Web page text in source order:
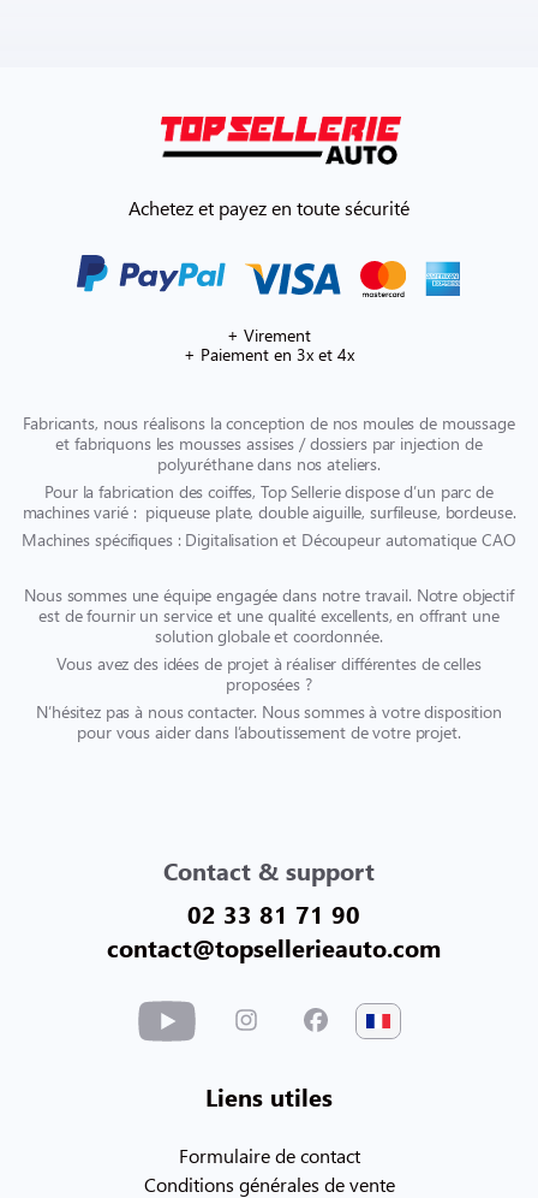
Achetez et payez en toute sécurité
+ Virement
+ Paiement en 3x et 4x
Fabricants, nous réalisons la conception de nos moules de moussage
et fabriquons les mousses assises / dossiers par injection de
polyuréthane dans nos ateliers.
Pour la fabrication des coiffes, Top Sellerie dispose d’un parc de
machines varié : piqueuse plate, double aiguille, surfileuse, bordeuse.
Machines spécifiques : Digitalisation et Découpeur automatique CAO
Nous sommes une équipe engagée dans notre travail. Notre objectif
est de fournir un service et une qualité excellents, en offrant une
solution globale et coordonnée.
Vous avez des idées de projet à réaliser différentes de celles
proposées ?
N’hésitez pas à nous contacter. Nous sommes à votre disposition
pour vous aider dans l’aboutissement de votre projet.
Contact & support
02 33 81 71 90
contact@topsellerieauto.com
Liens utiles
Formulaire de contact
Conditions générales de vente